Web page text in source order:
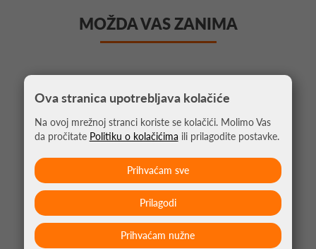
MOŽDA VAS ZANIMA
Ova stranica upotrebljava kolačiće
Na ovoj mrežnoj stranci koriste se kolačići. Molimo Vas
da pročitate Politiku o kolačićima ili prilagodite postavke.
Prihvaćam nužne
Prilagodi
Prihvaćam sve